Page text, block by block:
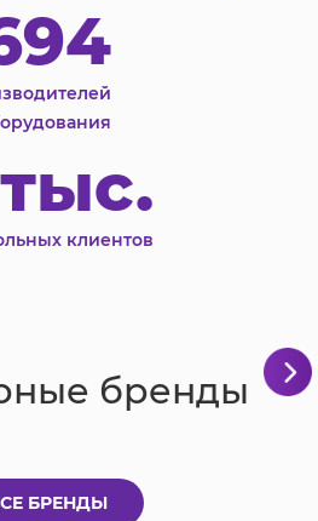
клиентов
бренды
БРЕНДЫ